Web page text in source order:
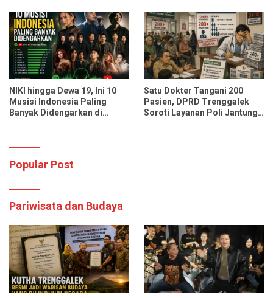
Pasien Sekali Pelayanan
NIKI hingga Dewa 19, Ini 10
Musisi Indonesia Paling
Banyak Didengarkan di
Satu Dokter Tangani 200
Pasien, DPRD Trenggalek
Soroti Layanan Poli Jantung
Popular Post
Pariwisata dan Budaya